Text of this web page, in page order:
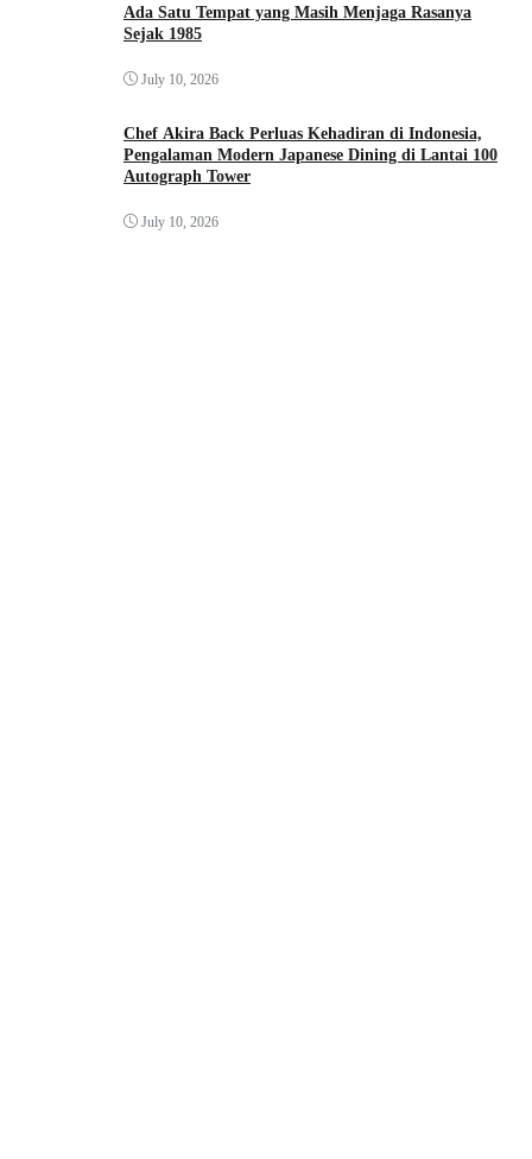
Ada Satu Tempat yang Masih Menjaga Rasanya
Sejak 1985
July 10, 2026
Chef Akira Back Perluas Kehadiran di Indonesia,
Pengalaman Modern Japanese Dining di Lantai 100
Autograph Tower
July 10, 2026